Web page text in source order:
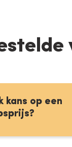
kans op een